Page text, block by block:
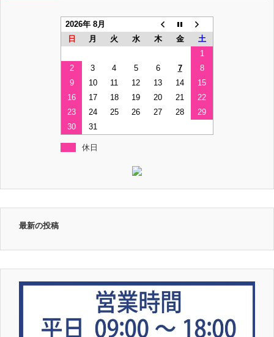
2026年 8月
日
月 火 水 木 金
土
1
2
3 4 5 6 7
8
9
10 11 12 13 14
15
16
17 18 19 20 21
22
23
24 25 26 27 28
29
30
31
休日
最新の投稿